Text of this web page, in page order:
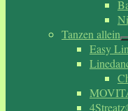
Tanzen allein
Easy